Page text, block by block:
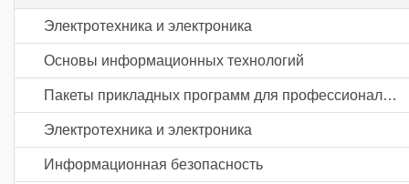
Электротехника и электроника
Основы информационных технологий
Пакеты прикладных программ для профессиональной деятельности
Электротехника и электроника
Информационная безопасность